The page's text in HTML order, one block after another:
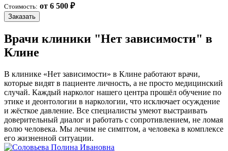
Стоимость: от 6 500 ₽
Заказать
Врачи клиники "Нет зависимости" в
Клине
В клинике «Нет зависимости» в Клине работают врачи,
которые видят в пациенте личность, а не просто медицинский
случай. Каждый нарколог нашего центра прошёл обучение по
этике и деонтологии в наркологии, что исключает осуждение
и жёсткое давление. Все специалисты умеют выстраивать
доверительный диалог и работать с сопротивлением, не ломая
волю человека. Мы лечим не симптом, а человека в комплексе
его жизненной ситуации.